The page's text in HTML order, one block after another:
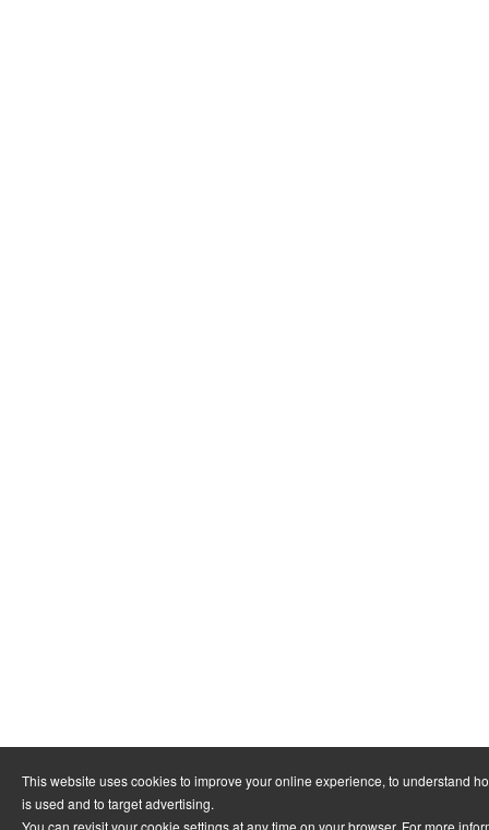
This website uses cookies to improve your online experience, to understand
is used and to target advertising.
You can revisit your cookie settings at any time on your browser. For more